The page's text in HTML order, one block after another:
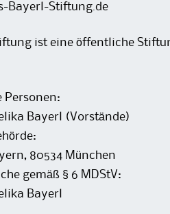
Bayerl-Stiftung.de
ist eine öffentliche
Personen:
Bayerl (Vorstände)
80534 München
gemäß § 6 MDStV:
Bayerl